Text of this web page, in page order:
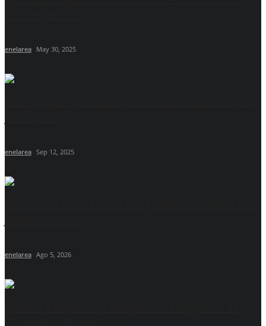
enelarea May 30, 2025
enelarea Sep 12, 2025
enelarea Ago 5, 2026